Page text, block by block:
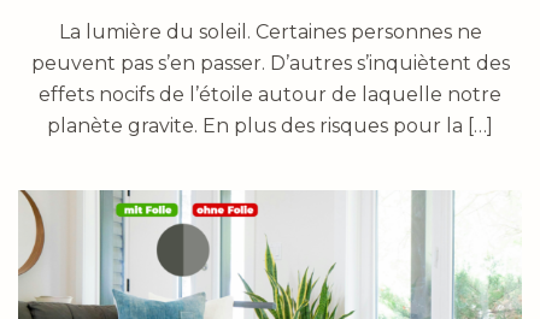
La lumière du soleil. Certaines personnes ne
peuvent pas s’en passer. D’autres s’inquiètent des
effets nocifs de l’étoile autour de laquelle notre
planète gravite. En plus des risques pour la […]